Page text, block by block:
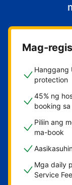
Mag-
Hanggang
protection
45% ng
booking
Piliin ang
ma-book
Mga daily
Service